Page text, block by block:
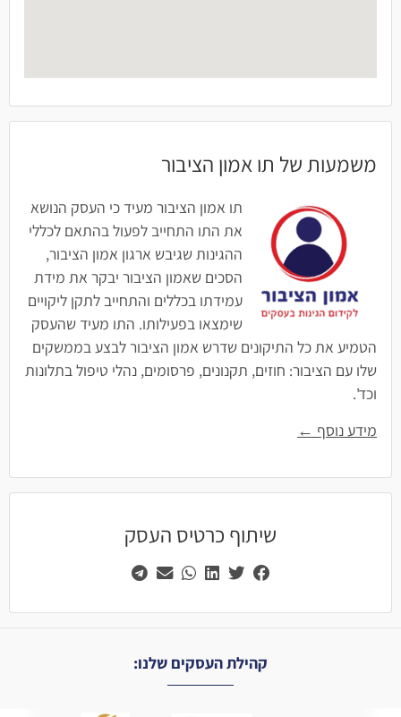
משמעות של תו אמון הציבור
תו אמון הציבור מעיד כי העסק הנושא
את התו התחייב לפעול בהתאם לכללי
ההגינות שגיבש ארגון אמון הציבור,
הסכים שאמון הציבור יבקר את מידת
עמידתו בכללים והתחייב לתקן ליקויים
שימצאו בפעילותו. התו מעיד שהעסק
הטמיע את כל התיקונים שדרש אמון הציבור לבצע בממשקים
שלו עם הציבור: חוזים, תקנונים, פרסומים, נהלי טיפול בתלונות
וכד'.
מידע נוסף ←
שיתוף כרטיס העסק
קהילת העסקים שלנו: